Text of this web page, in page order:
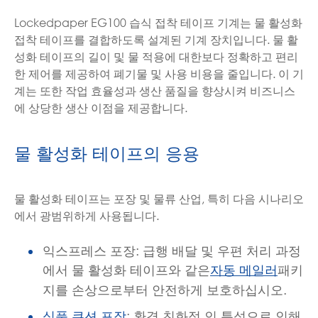
Lockedpaper EG100 습식 접착 테이프 기계는 물 활성화
접착 테이프를 결합하도록 설계된 기계 장치입니다. 물 활
성화 테이프의 길이 및 물 적용에 대한보다 정확하고 편리
한 제어를 제공하여 폐기물 및 사용 비용을 줄입니다. 이 기
계는 또한 작업 효율성과 생산 품질을 향상시켜 비즈니스
에 상당한 생산 이점을 제공합니다.
물 활성화 테이프의 응용
물 활성화 테이프는 포장 및 물류 산업, 특히 다음 시나리오
에서 광범위하게 사용됩니다.
익스프레스 포장: 급행 배달 및 우편 처리 과정
에서 물 활성화 테이프와 같은자동 메일러패키
지를 손상으로부터 안전하게 보호하십시오.